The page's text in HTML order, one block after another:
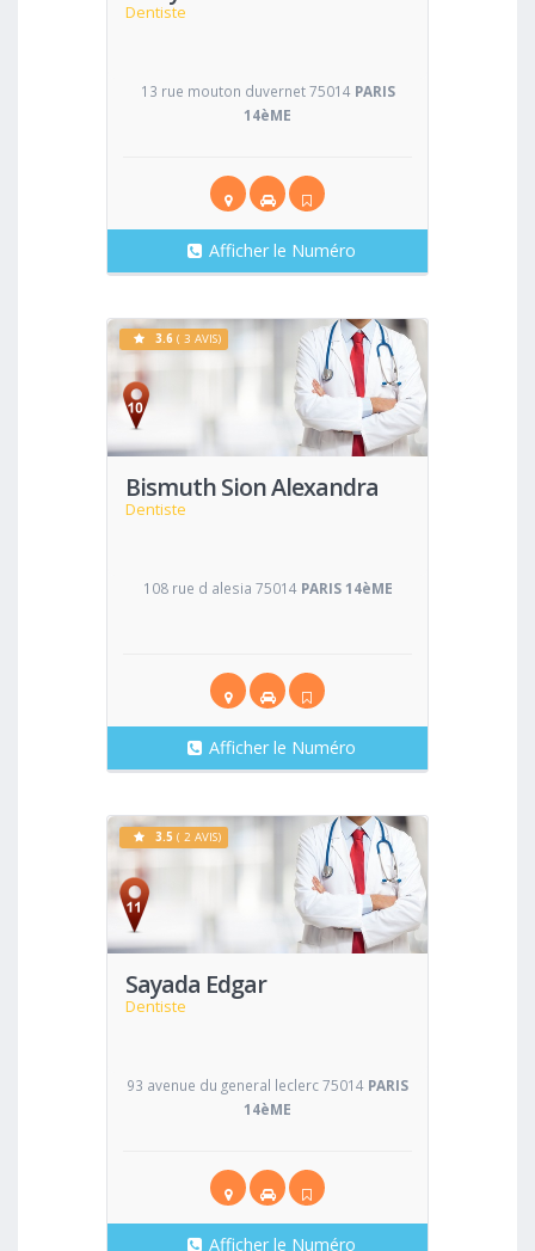
Dentiste
13 rue mouton duvernet 75014 PARIS
14èME
Afficher le Numéro
Bismuth Sion Alexandra
Dentiste
Voir
3.6 ( 3 AVIS)
108 rue d alesia 75014 PARIS 14èME
Afficher le Numéro
Sayada Edgar
Dentiste
Voir
3.5 ( 2 AVIS)
93 avenue du general leclerc 75014 PARIS
14èME
Afficher le Numéro